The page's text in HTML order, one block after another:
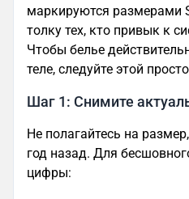
маркируются размерами
толку тех, кто привык к
Чтобы белье
теле, следуйте этой
Шаг 1: Снимите
Не полагайтесь на
год назад. Для
цифры: